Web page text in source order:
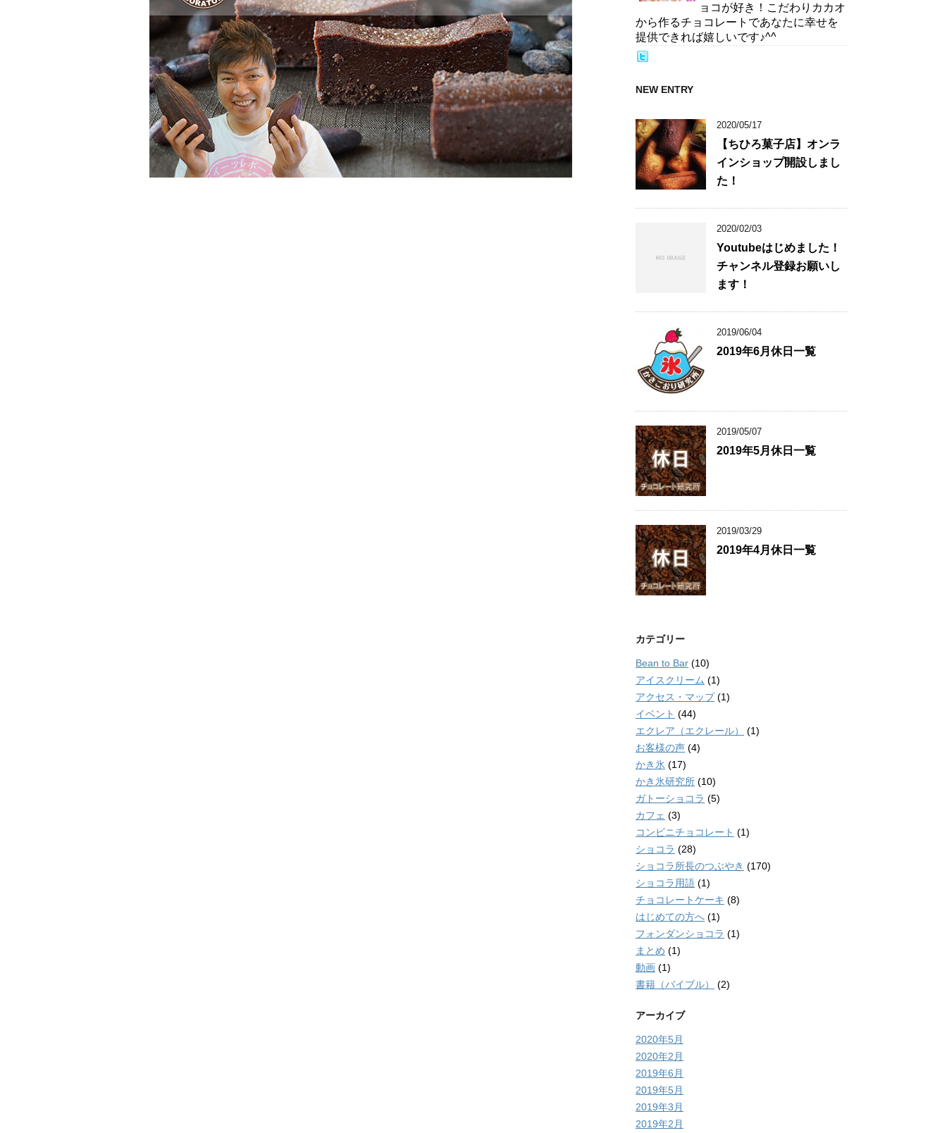
ョコが好き！こだわりカカオ
から作るチョコレートであなたに幸せを
提供できれば嬉しいです♪^^
NEW ENTRY
2020/05/17
【ちひろ菓子店】オンラ
インショップ開設しまし
た！
2020/02/03
Youtubeはじめました！
チャンネル登録お願いし
ます！
2019/06/04
2019年6月休日一覧
2019/05/07
2019年5月休日一覧
2019/03/29
2019年4月休日一覧
カテゴリー
Bean to Bar (10)
アイスクリーム (1)
アクセス・マップ(1)
イベント (44)
エクレア（エクレール）
(1)
お客様の声 (4)
かき氷 (17)
かき氷研究所 (10)
ガトーショコラ (5)
カフェ (3)
コンビニチョコレート (1)
ショコラ (28)
ショコラ所長のつぶやき (170)
ショコラ用語 (1)
チョコレートケーキ (8)
はじめての方へ (1)
フォンダンショコラ (1)
まとめ (1)
動画 (1)
書籍（バイブル）
(2)
アーカイブ
2020年5月
2020年2月
2019年6月
2019年5月
2019年3月
2019年2月